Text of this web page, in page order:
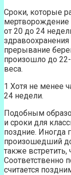
Сроки, которые
мертворождение
от 20 до 24
прерывание
произошло до
веса.
1 Хотя не менее
24 недели.
Подобным
и сроки для
поздние. Иногда
произошедший
также
Соответственно
считается